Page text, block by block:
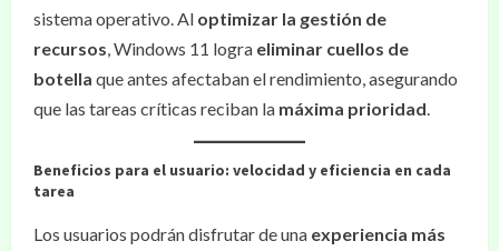
sistema operativo. Al optimizar la gestión de
recursos, Windows 11 logra eliminar cuellos de
botella que antes afectaban el rendimiento, asegurando
que las tareas críticas reciban la máxima prioridad.
Beneficios para el usuario: velocidad y eficiencia en cada
tarea
Los usuarios podrán disfrutar de una experiencia más